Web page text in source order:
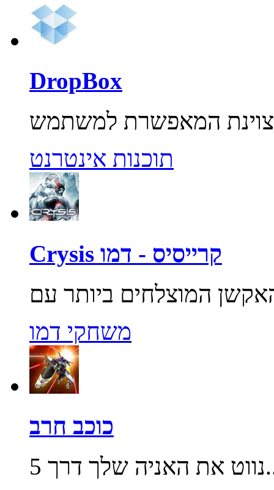
DropBox
תוכנות אינטרנט
Crysis קרייסיס - דמו
משחקי דמו
כוכב חרב
5...